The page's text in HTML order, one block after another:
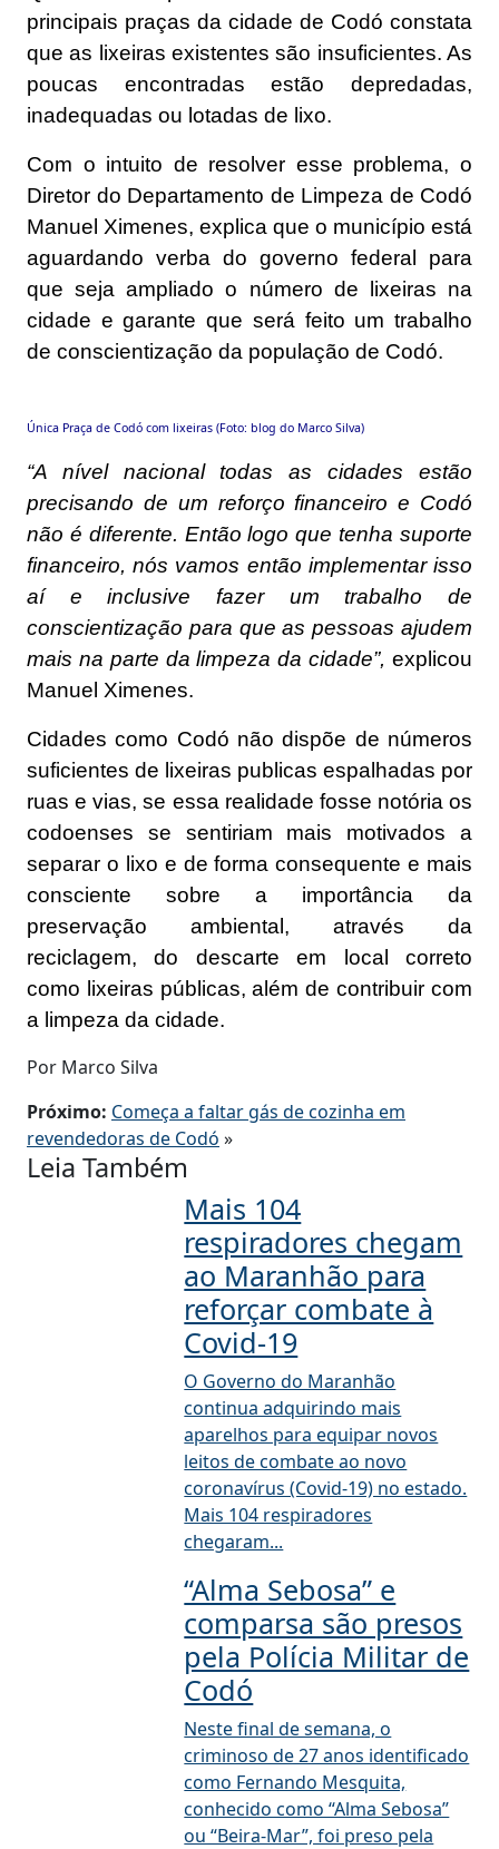
principais praças da cidade de Codó constata
que as lixeiras existentes são insuficientes. As
poucas encontradas estão depredadas,
inadequadas ou lotadas de lixo.
Com o intuito de resolver esse problema, o
Diretor do Departamento de Limpeza de Codó
Manuel Ximenes, explica que o município está
aguardando verba do governo federal para
que seja ampliado o número de lixeiras na
cidade e garante que será feito um trabalho
de conscientização da população de Codó.
Única Praça de Codó com lixeiras (Foto: blog do Marco Silva)
“A nível nacional todas as cidades estão
precisando de um reforço financeiro e Codó
não é diferente. Então logo que tenha suporte
financeiro, nós vamos então implementar isso
aí e inclusive fazer um trabalho de
conscientização para que as pessoas ajudem
mais na parte da limpeza da cidade”, explicou
Manuel Ximenes.
Cidades como Codó não dispõe de números
suficientes de lixeiras publicas espalhadas por
ruas e vias, se essa realidade fosse notória os
codoenses se sentiriam mais motivados a
separar o lixo e de forma consequente e mais
consciente sobre a importância da
preservação ambiental, através da
reciclagem, do descarte em local correto
como lixeiras públicas, além de contribuir com
a limpeza da cidade.
Por Marco Silva
Próximo: Começa a faltar gás de cozinha em
revendedoras de Codó »
Leia Também
Mais 104
respiradores chegam
ao Maranhão para
reforçar combate à
Covid-19
O Governo do Maranhão
continua adquirindo mais
aparelhos para equipar novos
leitos de combate ao novo
coronavírus (Covid-19) no estado.
Mais 104 respiradores
chegaram...
“Alma Sebosa” e
comparsa são presos
pela Polícia Militar de
Codó
Neste final de semana, o
criminoso de 27 anos identificado
como Fernando Mesquita,
conhecido como “Alma Sebosa”
ou “Beira-Mar”, foi preso pela